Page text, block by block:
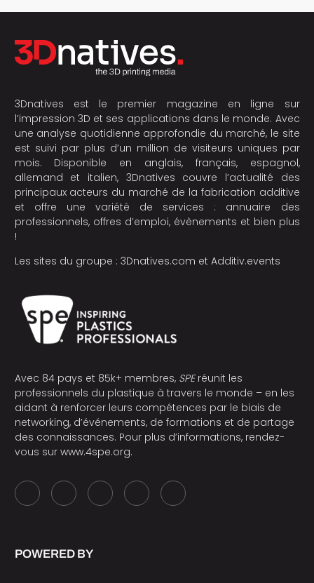
3Dnatives est le premier magazine en ligne sur
l’impression 3D et ses applications dans le monde. Avec
une analyse quotidienne approfondie du marché, le site
est suivi par plus d’un million de visiteurs uniques par
mois. Disponible en anglais, français, espagnol,
allemand et italien, 3Dnatives couvre l’actualité des
principaux acteurs du marché de la fabrication additive
et offre une variété de services : annuaire des
professionnels, offres d’emploi, évènements et bien plus
!
Les sites du groupe : 3Dnatives.com et Additiv.events
Avec 84 pays et 85k+ membres, SPEréunit les
professionnels du plastique à travers le monde – en les
aidant à renforcer leurs compétences par le biais de
networking, d’événements, de formations et de partage
des connaissances. Pour plus d’informations, rendez-
vous sur www.4spe.org.
POWERED BY